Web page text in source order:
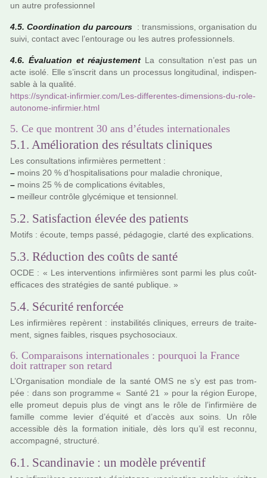
un autre pro­fes­sion­nel
4.5. Coordination du par­cours : trans­mis­sions, orga­ni­sa­tion du
suivi, contact avec l’entou­rage ou les autres pro­fes­sion­nels.
4.6. Évaluation et réa­jus­te­ment La consul­ta­tion n’est pas un
acte isolé. Elle s’ins­crit dans un pro­ces­sus lon­gi­tu­di­nal, indis­pen­
sa­ble à la qua­lité.
https://syn­di­cat-infir­mier.com/Les-dif­fe­ren­tes-dimen­sions-du-role-
auto­nome-infir­mier.html
5. Ce que montrent 30 ans d’études internationales
5.1. Amélioration des résultats cliniques
Les consul­ta­tions infir­miè­res per­met­tent :
– moins 20 % d’hos­pi­ta­li­sa­tions pour mala­die chro­ni­que,
– moins 25 % de com­pli­ca­tions évitables,
– meilleur contrôle gly­cé­mi­que et ten­sion­nel.
5.2. Satisfaction élevée des patients
Motifs : écoute, temps passé, péda­go­gie, clarté des expli­ca­tions.
5.3. Réduction des coûts de santé
OCDE : « Les inter­ven­tions infir­miè­res sont parmi les plus coût-
effi­ca­ces des stra­té­gies de santé publi­que. »
5.4. Sécurité renforcée
Les infir­miè­res repè­rent : ins­ta­bi­li­tés cli­ni­ques, erreurs de trai­te­
ment, signes fai­bles, ris­ques psy­cho­so­ciaux.
6. Comparaisons internationales : pourquoi la France
doit rattraper son retard
L’Organisation mon­­diale de la santé OMS ne s’y est pas trom­­
pée : dans son pro­­gramme « Santé 21 » pour la région Europe,
elle pro­­meut depuis plus de vingt ans le rôle de l’infir­­mière de
famille comme levier d’équité et d’accès aux soins. Un rôle
acces­­si­­ble dès la for­­ma­­tion ini­­tiale, dès lors qu’il est reconnu,
accom­­pa­­gné, struc­­turé.
6.1. Scandinavie : un modèle préventif